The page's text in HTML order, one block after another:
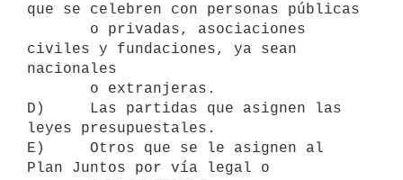
que se celebren con personas públicas
civiles y fundaciones, ya sean
nacionales
D)     Las partidas que asignen las
leyes presupuestales.
E)     Otros que se le asignen al
Plan Juntos por vía legal o